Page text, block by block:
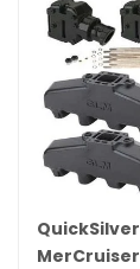
QuickSilver
MerCruiser